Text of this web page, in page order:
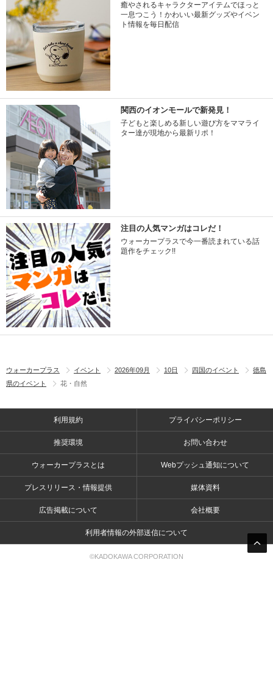
癒やされるキャラクターアイテムでほっと
一息つこう！かわいい最新グッズやイベン
ト情報を毎日配信
関西のイオンモールで新発見！
子どもと楽しめる新しい遊び方をママライ
ター達が現地から最新リポ！
注目の人気マンガはコレだ！
ウォーカープラスで今一番読まれている話
題作をチェック!!
ウォーカープラス イベント 2026年09月 10日 四国のイベント
徳島
県のイベント
花・自然
利用規約 プライバシーポリシー
推奨環境 お問い合わせ
ウォーカープラスとは Webプッシュ通知について
プレスリリース・情報提供 媒体資料
広告掲載について 会社概要
利用者情報の外部送信について
©KADOKAWA CORPORATION